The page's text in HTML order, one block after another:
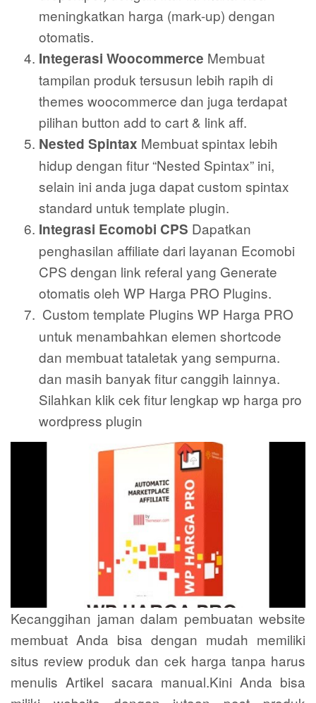
meningkatkan harga (mark-up) dengan
otomatis.
Integerasi Woocommerce Membuat
tampilan produk tersusun lebih rapih di
themes woocommerce dan juga terdapat
pilihan button add to cart & link aff.
Nested Spintax Membuat spintax lebih
hidup dengan fitur “Nested Spintax” ini,
selain ini anda juga dapat custom spintax
standard untuk template plugin.
Integrasi Ecomobi CPS Dapatkan
penghasilan affiliate dari layanan Ecomobi
CPS dengan link referal yang Generate
otomatis oleh WP Harga PRO Plugins.
Custom template Plugins WP Harga PRO
untuk menambahkan elemen shortcode
dan membuat tataletak yang sempurna.
dan masih banyak fitur canggih lainnya.
Silahkan klik cek fitur lengkap wp harga pro
wordpress plugin
Kecanggihan jaman dalam pembuatan website
membuat Anda bisa dengan mudah memiliki
situs review produk dan cek harga tanpa harus
menulis Artikel sacara manual.Kini Anda bisa